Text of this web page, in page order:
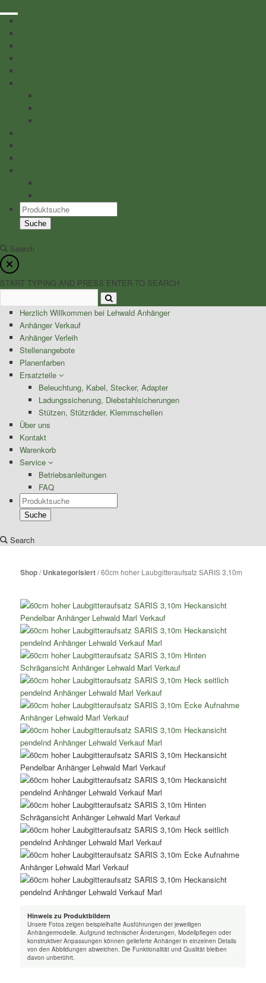
Products
search
Suche
Search
START TYPING AND PRESS ENTER TO SEARCH
Herzlich Willkommen bei Lehwald Anhänger
Anhänger Verkauf
Anhänger Verleih
Stellenangebote
Planenfarben
Ersatzteile
Beleuchtung, Kabel, Stecker, Adapter
Ladungssicherung, Diebstahlsicherungen
Stützen, Stützräder, Klemmschellen
Über uns
Kontakt
Warenkorb
Service
Betriebsanleitungen
FAQ
Products
search
Suche
Search
wechseln
Shop/Unkategorisiert/ 60cm hoher Laubgitteraufsatz SARIS 3,10m
Hinweis zu Produktbildern
Unsere Fotos zeigen beispielhafte Ausführungen der jeweiligen
Anhängermodelle. Aufgrund technischer Änderungen, Modellpflegen oder
konstruktiver Anpassungen können gelieferte Anhänger in einzelnen Details
von den Abbildungen abweichen. Die Funktionalität und Qualität bleiben
davon unberührt.